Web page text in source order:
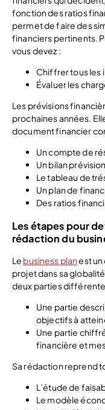
fonction des ratios
permet de faire des
financiers pertinents.
vous devez :
Chiffrer tous les
Évaluer les
Les prévisions
prochaines années.
document financier
Un compte de
Un bilan
Le tableau de
Un plan de
Des ratios
Les étapes pour
rédaction du
Le business planest
projet dans sa
deux parties
Une partie
objectifs à
Une partie
financière et
Sa rédaction reprend
L’étude de
Le modèle